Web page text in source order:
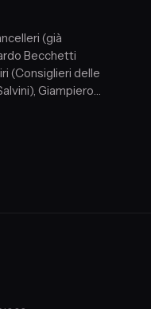
(già
Becchetti
(Consiglieri delle
Giampiero